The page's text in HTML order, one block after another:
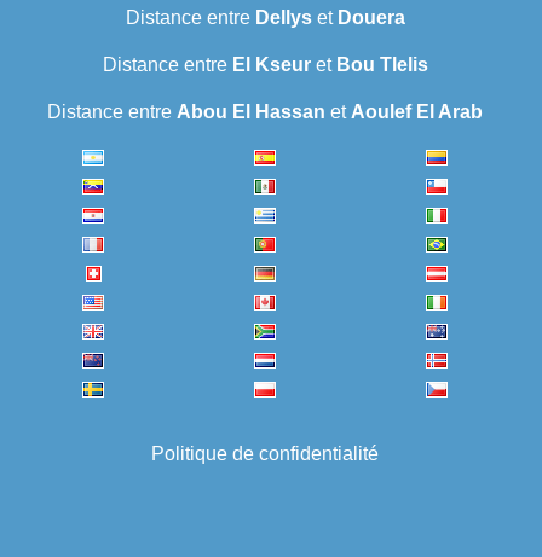
Distance entre Dellyset Douera
Distance entre El Kseuret Bou Tlelis
Distance entre Abou El Hassan et Aoulef El Arab
Politique de confidentialité